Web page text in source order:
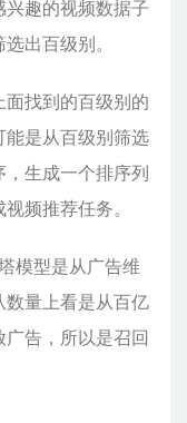
趣的视频数据子
出百级别。
找到的百级别的
是从百级别筛选
生成一个排序列
频推荐任务。
模型是从广告维
数量上看是从百亿
告，所以是召回